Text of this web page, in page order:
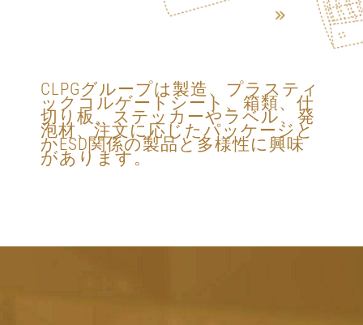
CLPGグループは製造、プラスティ
ックコルゲートシート、箱類、仕
切り板、ステッカーやラベル、発
泡材、注文に応じたパッケージと
かESD関係の製品と多様性に興味
があります。